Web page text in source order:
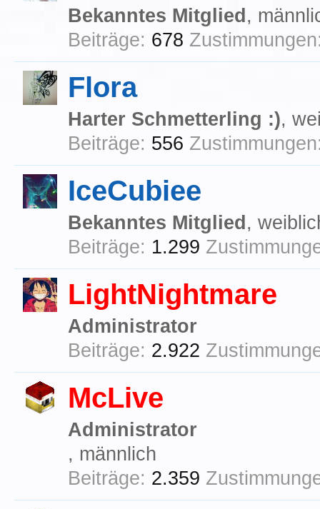
Bekanntes Mitglied ,
Beiträge: 678
Flora
Harter Schmetterling :),
Beiträge: 556
IceCubiee
Bekanntes Mitglied ,
Beiträge: 1.299
LightNightmare
Administrator
Beiträge: 2.922
McLive
Administrator
, männlich
Beiträge: 2.359